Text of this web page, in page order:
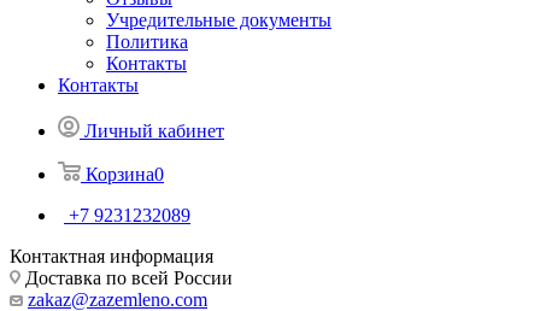
Учредительные документы
Политика
Контакты
Контакты
Личный кабинет
Корзина0
+7 9231232089
Контактная информация
Доставка по всей России
zakaz@zazemleno.com